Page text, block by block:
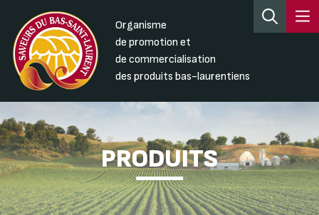
Organisme
de promotion et
de commercialisation
des produits bas-laurentiens
PRODUITS